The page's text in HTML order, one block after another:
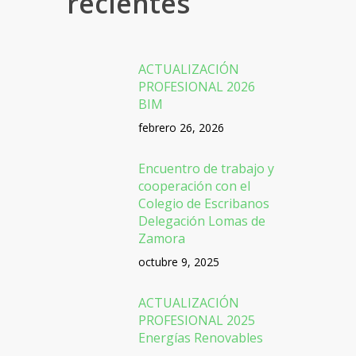
ACTUALIZACIÓN
PROFESIONAL 2026
BIM
febrero 26, 2026
Encuentro de trabajo y
cooperación con el
Colegio de Escribanos
Delegación Lomas de
Zamora
octubre 9, 2025
ACTUALIZACIÓN
PROFESIONAL 2025
Energías Renovables